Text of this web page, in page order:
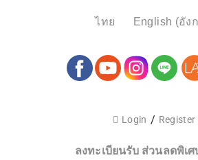
ไทย English (อัง
ลงทะเบียนรับ ส่วนลดพิเศ
Login / Register